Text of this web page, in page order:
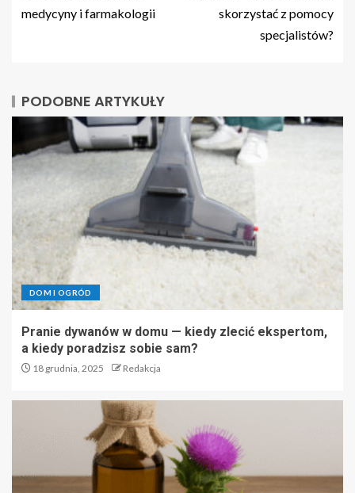
medycyny i farmakologii
skorzystać z pomocy
specjalistów?
PODOBNE ARTYKUŁY
DOM I OGRÓD
Pranie dywanów w domu — kiedy zlecić ekspertom,
a kiedy poradzisz sobie sam?
18 grudnia, 2025 Redakcja